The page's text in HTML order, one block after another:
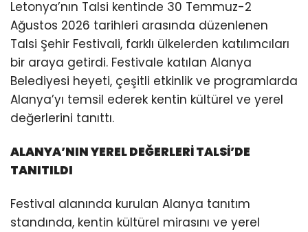
Letonya’nın Talsi kentinde 30 Temmuz-2
Ağustos 2026 tarihleri arasında düzenlenen
Talsi Şehir Festivali, farklı ülkelerden katılımcıları
bir araya getirdi. Festivale katılan Alanya
Belediyesi heyeti, çeşitli etkinlik ve programlarda
Alanya’yı temsil ederek kentin kültürel ve yerel
değerlerini tanıttı.
ALANYA’NIN YEREL DEĞERLERİ TALSİ’DE
TANITILDI
Festival alanında kurulan Alanya tanıtım
standında, kentin kültürel mirasını ve yerel